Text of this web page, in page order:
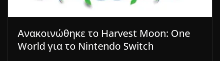
Ανακοινώθηκε το Harvest Moon: One
World για το Nintendo Switch